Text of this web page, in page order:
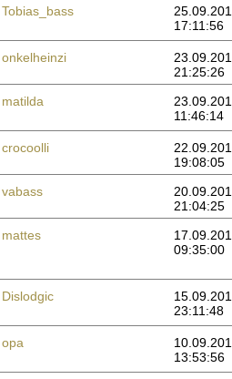
Tobias_bass
17:11:56
onkelheinzi
21:25:26
matilda
11:46:14
crocoolli
19:08:05
vabass
21:04:25
mattes
09:35:00
Dislodgic
23:11:48
opa
13:53:56